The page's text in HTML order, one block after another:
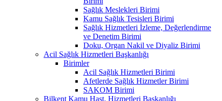
Sağlık Meslekleri Birimi
Kamu Sağlık Tesisleri Birimi
Sağlık Hizmetleri İzleme, Değerlendirme
ve Denetim Birimi
Doku, Organ Nakil ve Diyaliz Birimi
Acil Sağlık Hizmetleri Başkanlığı
Birimler
Acil Sağlık Hizmetleri Birimi
Afetlerde Sağlık Hizmetler Birimi
SAKOM Birimi
Bilkent Kamu Hast. Hizmetleri Başkanlığı